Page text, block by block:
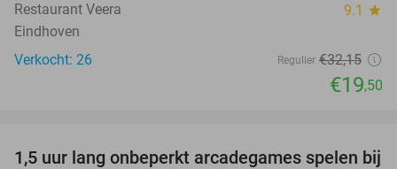
Restaurant Veera 9.1 star
Eindhoven
Verkocht: 26
Regulier €32,15
€19,50
1,5 uur lang onbeperkt arcadegames spelen bij